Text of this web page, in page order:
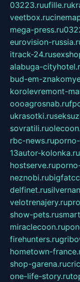
03223.ruufille.ru
veetbox.ru
mega-press.ru
eurovision-
itrack-24.ru
alabuga-
bud-em-
korolevremont-
oooagrosnab.ru
ukrasotki.ru
sovratili.ru
rbc-news.ru
13autor-kolonka.ru
hostserve.ru
neznobi.ru
delfinet.ru
velotrenajery.ru
show-pets.ru
miraclecoon.ru
firehunters.ru
hometown-
shop-garena.ru
one-life-story.ru